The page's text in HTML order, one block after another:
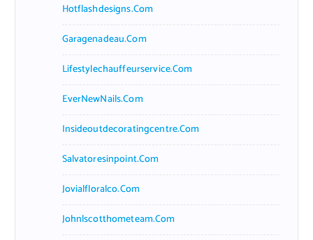
Hotflashdesigns.com
Garagenadeau.com
Lifestylechauffeurservice.com
EverNewNails.com
Insideoutdecoratingcentre.com
Salvatoresinpoint.com
Jovialfloralco.com
Johnlscotthometeam.com